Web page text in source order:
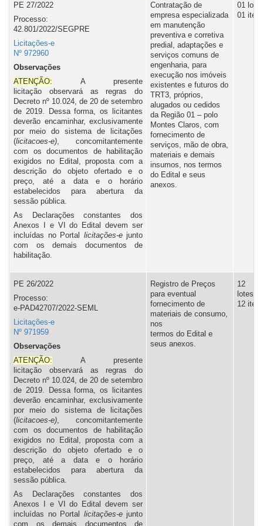
Ouvidoria
Contato
PE 27/2022
Processo:
42.801/2022/SEGPRE
Licitações-e
Nº 972960
Observações
ATENÇÃO: A presente
licitação observará as regras do
Decreto nº 10.024, de 20 de setembro
de 2019. Dessa forma, os licitantes
deverão encaminhar, exclusivamente
por meio do sistema de licitações
(licitacoes-e) , concomitantemente
com os documentos de habilitação
exigidos no Edital, proposta com a
descrição do objeto ofertado e o
preço, até a data e o horário
estabelecidos para abertura da
sessão pública.
As Declarações constantes dos
Anexos I e VI do Edital devem ser
incluídas no Portal
licitações-ejunto
com os demais documentos de
habilitação.
Contratação de
empresa especializada
em manutenção
preventiva e corretiva
predial, adaptações e
serviços comuns de
engenharia, para
execução nos imóveis
existentes e futuros do
TRT3, próprios,
alugados ou cedidos
da Região 01 – polo
Montes Claros, com
fornecimento de
serviços, mão de obra,
materiais e demais
insumos, nos termos
do Edital e seus
anexos.
01 lote,
01 item
PE 26/2022
Processo:
e-PAD42707/2022-SEML
Licitações-e
Nº 971959
Observações
ATENÇÃO: A presente
licitação observará as regras do
Decreto nº 10.024, de 20 de setembro
de 2019. Dessa forma, os licitantes
deverão encaminhar, exclusivamente
por meio do sistema de licitações
(licitacoes-e) , concomitantemente
com os documentos de habilitação
exigidos no Edital, proposta com a
descrição do objeto ofertado e o
preço, até a data e o horário
estabelecidos para abertura da
sessão pública.
As Declarações constantes dos
Anexos I e VI do Edital devem ser
incluídas no Portal
licitações-ejunto
com os demais documentos de
Registro de Preços
para eventual
fornecimento de
materiais de consumo,
nos
termos do Edital e
seus anexos.
12
lotes,
12